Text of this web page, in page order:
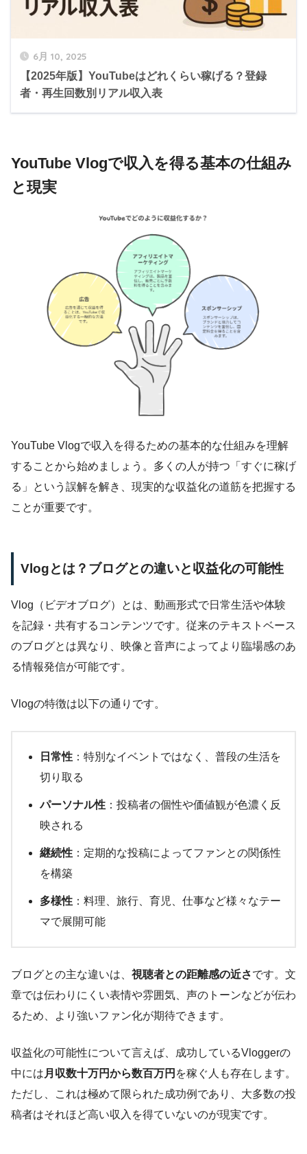
6月 10, 2025
【2025年版】YouTubeはどれくらい稼げる？登録
者・再生回数別リアル収入表
YouTube Vlogで収入を得る基本の仕組み
と現実
YouTube Vlogで収入を得るための基本的な仕組みを理解
することから始めましょう。多くの人が持つ「すぐに稼げ
る」という誤解を解き、現実的な収益化の道筋を把握する
ことが重要です。
Vlogとは？ブログとの違いと収益化の可能性
Vlog（ビデオブログ）とは、動画形式で日常生活や体験
を記録・共有するコンテンツです。従来のテキストベース
のブログとは異なり、映像と音声によってより臨場感のあ
る情報発信が可能です。
Vlogの特徴は以下の通りです。
日常性 ：特別なイベントではなく、普段の生活を
切り取る
パーソナル性 ：投稿者の個性や価値観が色濃く反
映される
継続性 ：定期的な投稿によってファンとの関係性
を構築
多様性 ：料理、旅行、育児、仕事など様々なテー
マで展開可能
ブログとの主な違いは、 視聴者との距離感の近さです。文
章では伝わりにくい表情や雰囲気、声のトーンなどが伝わ
るため、より強いファン化が期待できます。
収益化の可能性について言えば、成功しているVloggerの
中には 月収数十万円から数百万円 を稼ぐ人も存在します。
ただし、これは極めて限られた成功例であり、大多数の投
稿者はそれほど高い収入を得ていないのが現実です。